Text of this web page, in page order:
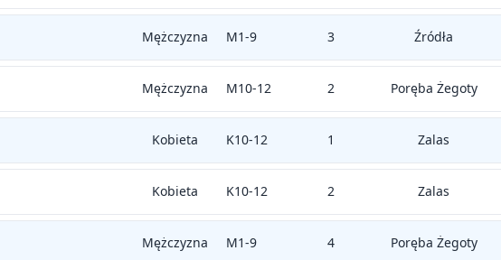
Mężczyzna M1-9 3 Źródła
Mężczyzna M10-12 2 Poręba Żegoty
Kobieta K10-12 1 Zalas
Kobieta K10-12 2 Zalas
Mężczyzna M1-9 4 Poręba Żegoty